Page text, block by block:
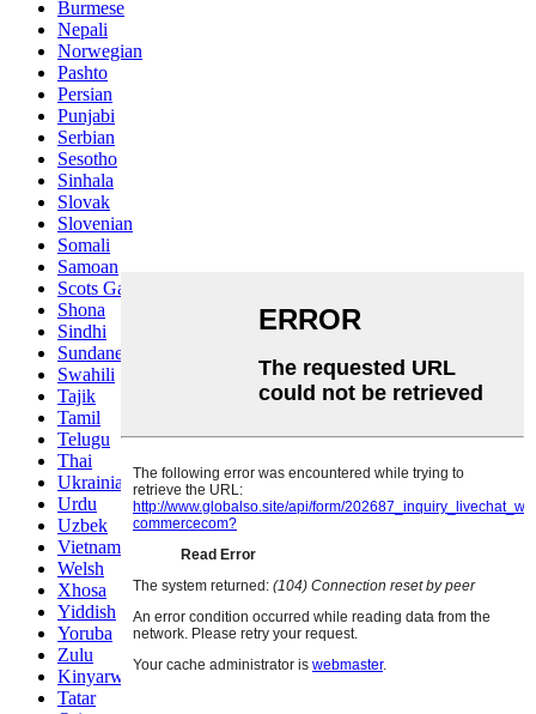
Burmese
Nepali
Norwegian
Pashto
Persian
Punjabi
Serbian
Sesotho
Sinhala
Slovak
Slovenian
Somali
Samoan
Scots Gaelic
Shona
Sindhi
Sundanese
Swahili
Tajik
Tamil
Telugu
Thai
Ukrainian
Urdu
Uzbek
Vietnamese
Welsh
Xhosa
Yiddish
Yoruba
Zulu
Kinyarwanda
Tatar